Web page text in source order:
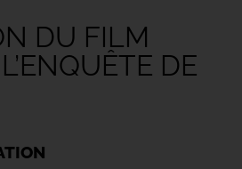
DU FILM
DE